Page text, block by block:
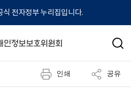
식 전자정부 누리집입니다.
검
인쇄 공유